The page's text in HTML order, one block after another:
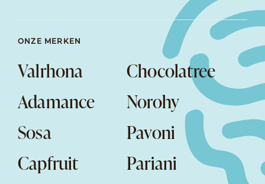
ONZE MERKEN
Valrhona
Chocolatree
Adamance
Norohy
Sosa
Pavoni
Capfruit
Pariani